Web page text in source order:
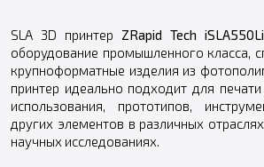
SLA 3D принтер ZRapid Tech
оборудование промышленного класса,
крупноформатные изделия из
принтер идеально подходит для
использования, прототипов,
других элементов в различных
научных исследованиях.